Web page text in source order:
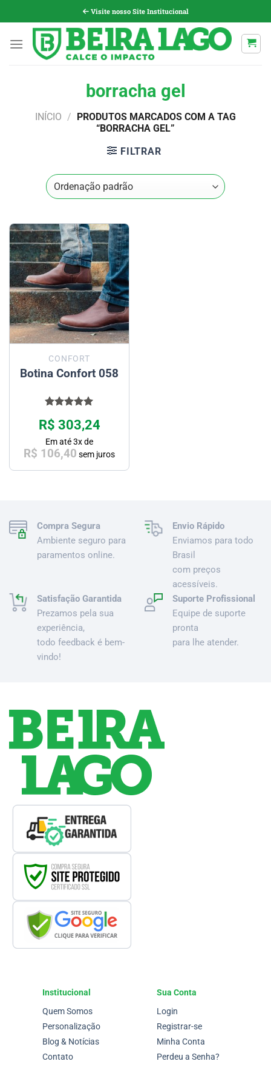
para
conteúdo
Visite nosso Site Institucional
borracha gel
INÍCIO /
PRODUTOS MARCADOS COM A TAG
“BORRACHA GEL”
FILTRAR
CONFORT
Botina Confort 058
5.00de 5
R$ 303,24
Em até3x de
R$ 106,40 sem juros
Compra Segura
Ambiente seguro para
paramentos online.
Envio Rápido
Enviamos para todo
Brasil
com preços
acessíveis.
Satisfação Garantida
Prezamos pela sua
experiência,
todo feedback é bem-
vindo!
Suporte Profissional
Equipe de suporte
pronta
para lhe atender.
Institucional
Quem Somos
Personalização
Blog & Notícias
Contato
Sua Conta
Login
Registrar-se
Minha Conta
Perdeu a Senha?